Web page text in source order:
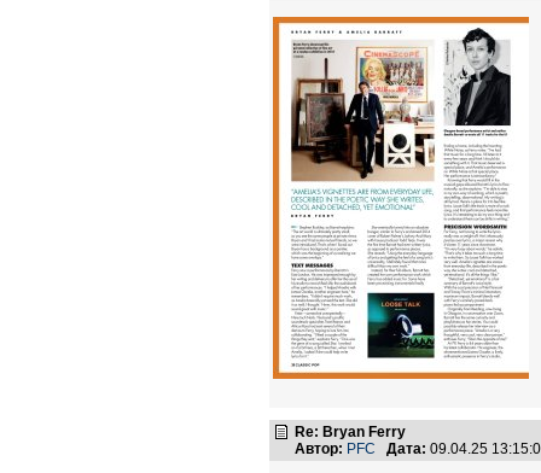
Re: Bryan Ferry
Автор: PFC Дата: 09.04.25